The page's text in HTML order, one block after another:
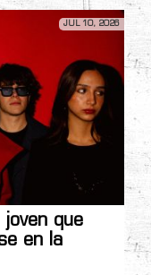
JUL 10, 2026
que
en la